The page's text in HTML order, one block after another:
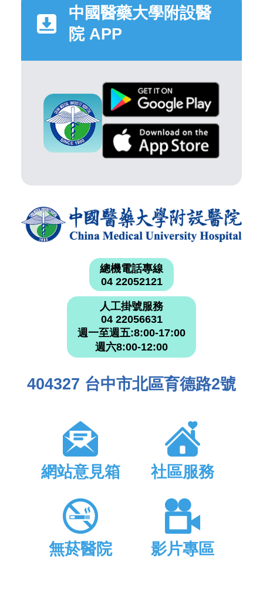
中國醫藥大學附設醫
院 APP
總機電話專線
04 22052121
人工掛號服務
04 22056631
週一至週五:8:00-17:00
週六8:00-12:00
404327 台中市北區育德路2號
網站意見箱 社區服務
無菸醫院 影片專區